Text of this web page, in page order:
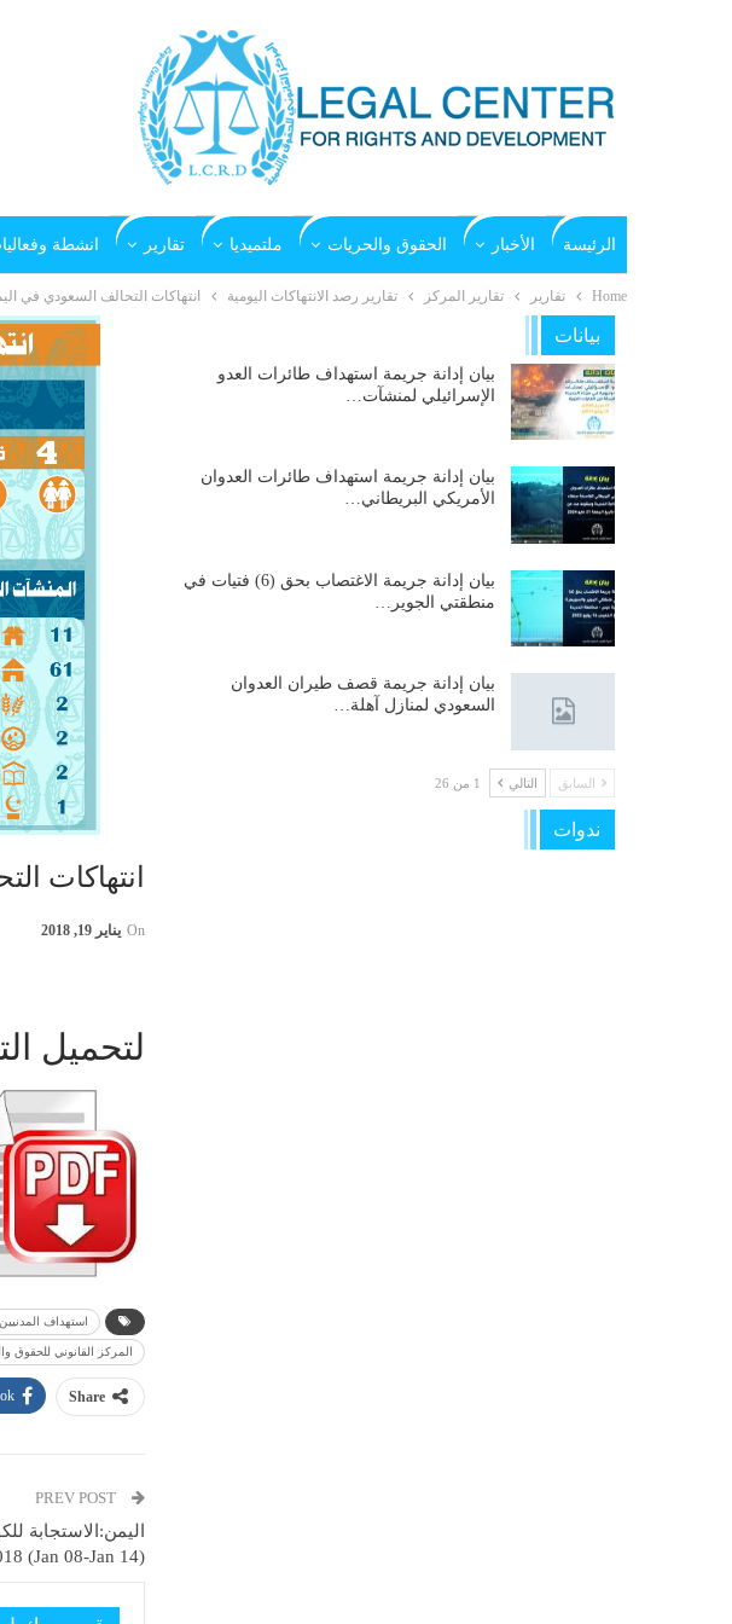
الرئيسة الأخبار الحقوق والحريات ملتميديا تقارير انشطة
Home تقارير تقارير المركز تقارير رصد الانتهاكات اليومية انتهاكات التحالف السعودي في اليمن 17 يناير
انتهاكات
On يناير 19, 2018
لتحميل
استهداف المدنيين
المركز القانوني للحقوق
Share
PREV POST
(Jan 08-Jan 14)
بيانات
بيان إدانة جريمة استهداف طائرات العدو
الإسرائيلي لمنشآت…
بيان إدانة جريمة استهداف طائرات العدوان
الأمريكي البريطاني…
بيان إدانة جريمة الاغتصاب بحق (6) فتيات في
منطقتي الجوير…
بيان إدانة جريمة قصف طيران العدوان
السعودي لمنازل آهلة…
السابق التالي 1 من 26
ندوات